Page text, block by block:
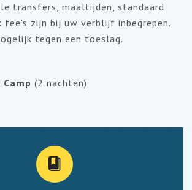
transfers, maaltijden, standaard
fee's zijn bij uw verblijf inbegrepen.
tegen een toeslag.
Camp (2 nachten)